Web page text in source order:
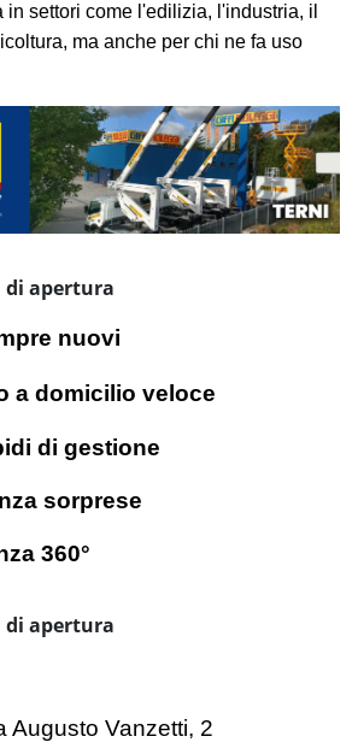
settori come l'edilizia, l'industria, il
ma anche per chi ne fa uso
nuovi
a domicilio veloce
di gestione
sorprese
360°
Augusto Vanzetti, 2